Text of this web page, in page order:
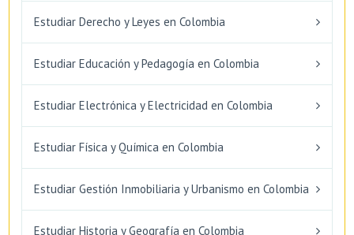
Estudiar Derecho y Leyes en Colombia
Estudiar Educación y Pedagogía en Colombia
Estudiar Electrónica y Electricidad en Colombia
Estudiar Física y Química en Colombia
Estudiar Gestión Inmobiliaria y Urbanismo en Colombia
Estudiar Historia y Geografía en Colombia